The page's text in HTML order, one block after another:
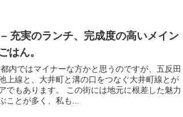
– 充実のランチ、完成度の高いメイン
はん。
内ではマイナーな方かと思うのですが、五反田
上線と、大井町と溝の口をつなぐ大井町線とが
でもあります。 この街には地元に根差した魅力
ことが多く、私も...